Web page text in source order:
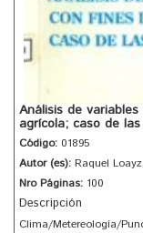
Análisis de
agrícola; caso de
Código: 01895
Autor (es): Raquel
Nro Páginas: 100
Descripción
Clima/Metereología/